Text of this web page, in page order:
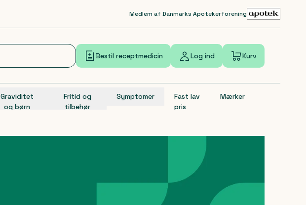
Medlem af Danmarks Apotekerforening
Bestil receptmedicin Log ind Kurv
Graviditet
og børn
Fritid og
tilbehør
Symptomer
Fast lav
pris
Mærker